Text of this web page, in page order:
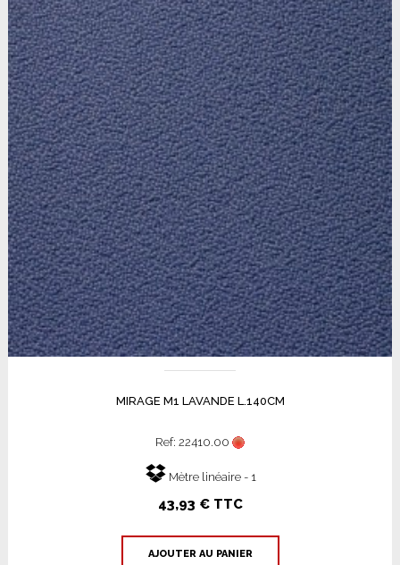
MIRAGE M1 LAVANDE L.140CM
Ref: 22410.00
Mètre linéaire - 1
43,93 € TTC
AJOUTER AU PANIER